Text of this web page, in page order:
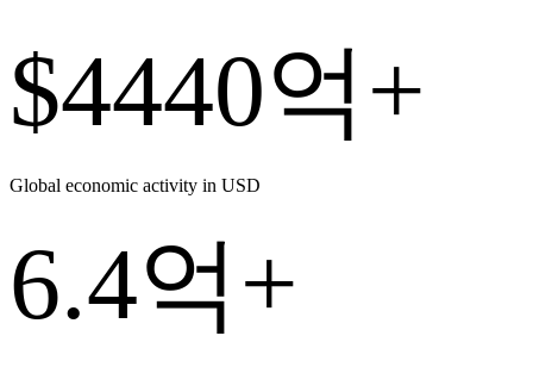
$4440억+
Global economic activity in USD
6.4억+